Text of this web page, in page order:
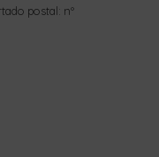
postal: nº